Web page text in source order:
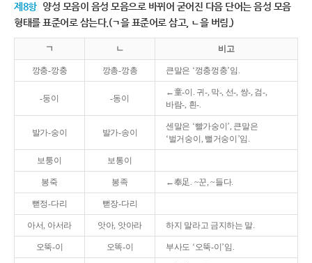
제8항 양성 모음이 음성 모음으로 바뀌어 굳어진 다음 단어는 음성 모음
형태를 표준어로 삼는다.(ㄱ을 표준어로 삼고, ㄴ을 버림.)
ㄱ ㄴ 비고
깡충-깡충 깡총-깡총 큰말은 ‘껑충껑충’임.
-둥이 -동이
←童-이. 귀-, 막-, 선-, 쌍-, 검-,
바람-, 흰-.
발가-숭이 발가-송이
센말은 ‘빨가숭이’, 큰말은
‘벌거숭이, 뻘거숭이’임.
보퉁이 보통이
봉죽 봉족 ←奉足. ~꾼, ~들다.
뻗정-다리 뻗장-다리
아서, 아서라 앗아, 앗아라 하지 말라고 금지하는 말.
오뚝-이 오똑-이 부사도 ‘오뚝-이’임.